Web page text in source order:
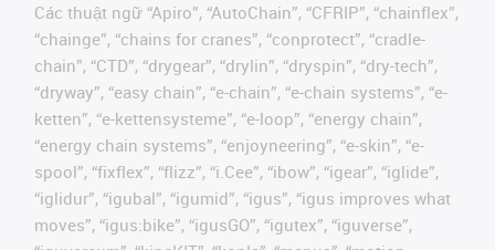
Các thuật ngữ “Apiro”, “AutoChain”, “CFRIP”, “chainflex”,
“chainge”, “chains for cranes”, “conprotect”, “cradle-
chain”, “CTD”, “drygear”, “drylin”, “dryspin”, “dry-tech”,
“dryway”, “easy chain”, “e-chain”, “e-chain systems”, “e-
ketten”, “e-kettensysteme”, “e-loop”, “energy chain”,
“energy chain systems”, “enjoyneering”, “e-skin”, “e-
spool”, “fixflex”, “flizz”, “i.Cee”, “ibow”, “igear”, “iglide”,
“iglidur”, “igubal”, “igumid”, “igus”, “igus improves what
moves”, “igus:bike”, “igusGO”, “igutex”, “iguverse”,